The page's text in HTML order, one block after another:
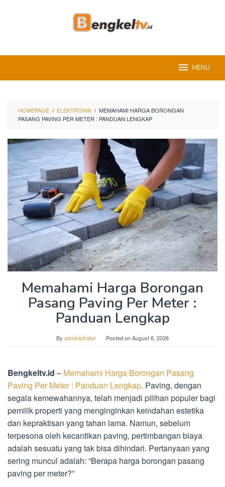
MENU
HOMEPAGE / ELEKTRONIK / MEMAHAMI HARGA BORONGAN
PASANG PAVING PER METER : PANDUAN LENGKAP
Memahami Harga Borongan
Pasang Paving Per Meter :
Panduan Lengkap
By administrator Posted onAugust 6, 2026
Bengkeltv.id – Memahami Harga Borongan Pasang
Paving Per Meter : Panduan Lengkap. Paving, dengan
segala kemewahannya, telah menjadi pilihan populer bagi
pemilik properti yang menginginkan keindahan estetika
dan kepraktisan yang tahan lama. Namun, sebelum
terpesona oleh kecantikan paving, pertimbangan biaya
adalah sesuatu yang tak bisa dihindari. Pertanyaan yang
sering muncul adalah: “Berapa harga borongan pasang
paving per meter?”